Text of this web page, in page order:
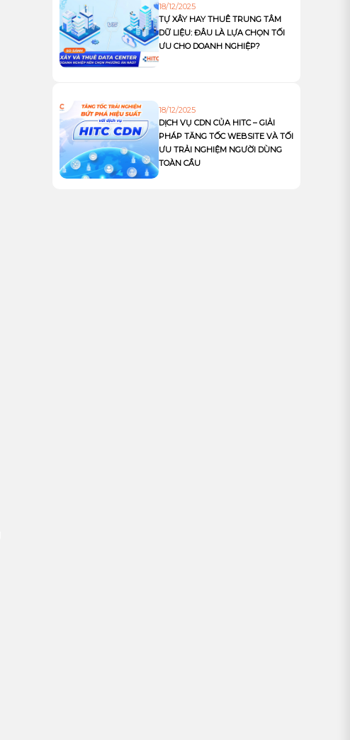
18/12/2025
TỰ XÂY HAY THUÊ TRUNG TÂM
DỮ LIỆU: ĐÂU LÀ LỰA CHỌN TỐI
ƯU CHO DOANH NGHIỆP?
18/12/2025
DỊCH VỤ CDN CỦA HITC – GIẢI
PHÁP TĂNG TỐC WEBSITE VÀ TỐI
ƯU TRẢI NGHIỆM NGƯỜI DÙNG
TOÀN CẦU